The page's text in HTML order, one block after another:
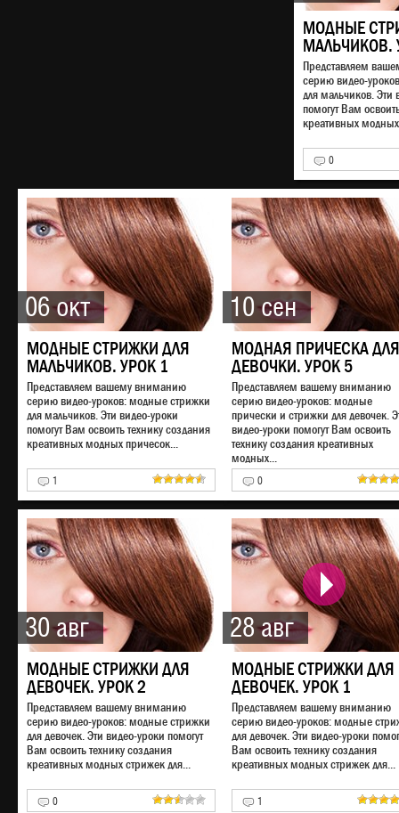
МОДНЫЕ
МАЛЬЧИКОВ.
Представляем
серию видео-
для мальчиков. Эти
помогут Вам
креативных
0
06 окт
МОДНЫЕ СТРИЖКИ ДЛЯ
МАЛЬЧИКОВ. УРОК 1
Представляем вашему вниманию
серию видео-уроков: модные стрижки
для мальчиков. Эти видео-уроки
помогут Вам освоить технику создания
креативных модных причесок...
1
10 сен
МОДНАЯ ПРИЧЕСКА ДЛЯ
ДЕВОЧКИ. УРОК 5
Представляем вашему вниманию
серию видео-уроков: модные
прически и стрижки для девочек.
видео-уроки помогут Вам освоить
технику создания креативных
модных...
0
30 авг
МОДНЫЕ СТРИЖКИ ДЛЯ
ДЕВОЧЕК. УРОК 2
Представляем вашему вниманию
серию видео-уроков: модные стрижки
для девочек. Эти видео-уроки помогут
Вам освоить технику создания
креативных модных стрижек для...
0
28 авг
МОДНЫЕ СТРИЖКИ ДЛЯ
ДЕВОЧЕК. УРОК 1
Представляем вашему вниманию
серию видео-уроков: модные
для девочек. Эти видео-уроки
Вам освоить технику создания
креативных модных стрижек для...
1